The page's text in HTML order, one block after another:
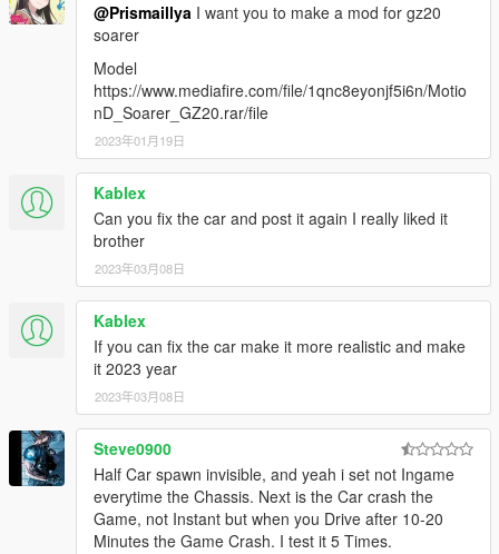
@Prismaillya I want you to make a mod for gz20
soarer
Model
https://www.mediafire.com/file/1qnc8eyonjf5i6n/Motio
nD_Soarer_GZ20.rar/file
2023年01月19日
Kablex
Can you fix the car and post it again I really liked it
brother
2023年03月08日
Kablex
If you can fix the car make it more realistic and make
it 2023 year
2023年03月08日
Steve0900
Half Car spawn invisible, and yeah i set not Ingame
everytime the Chassis. Next is the Car crash the
Game, not Instant but when you Drive after 10-20
Minutes the Game Crash. I test it 5 Times.